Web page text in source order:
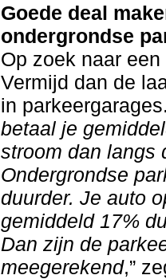
Goede deal
ondergrondse
Op zoek naar
Vermijd dan de
in
betaal je
stroom dan langs
Ondergrondse
duurder. Je auto
gemiddeld 17%
Dan zijn de
meegerekend,”